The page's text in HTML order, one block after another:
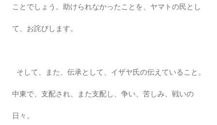
ことでしょう。助けられなかったことを、ヤマトの民とし
て、お詫びします。
そして、また、伝承として、イザヤ氏の伝えていること。
中東で、支配され、また支配し、争い、苦しみ、戦いの
日々。